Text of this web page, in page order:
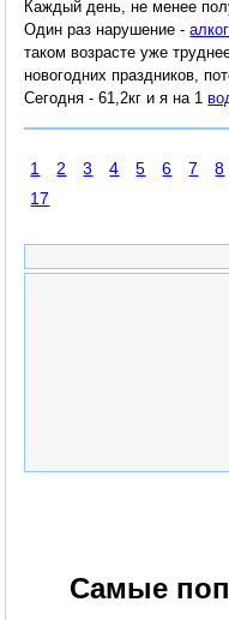
Каждый день, не менее
Один раз нарушение -
таком возрасте уже
новогодних праздников,
Сегодня - 61,2кг и я на 1
1 2 3 4 5 6 7 8
17
Самые